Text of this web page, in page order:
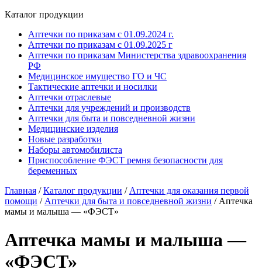
Каталог продукции
Аптечки по приказам с 01.09.2024 г.
Аптечки по приказам с 01.09.2025 г
Аптечки по приказам Министерства здравоохранения
РФ
Медицинское имущество ГО и ЧС
Тактические аптечки и носилки
Аптечки отраслевые
Аптечки для учреждений и производств
Аптечки для быта и повседневной жизни
Медицинские изделия
Новые разработки
Наборы автомобилиста
Приспособление ФЭСТ ремня безопасности для
беременных
Главная / Каталог продукции / Аптечки для оказания первой
помощи / Аптечки для быта и повседневной жизни / Аптечка
мамы и малыша — «ФЭСТ»
Аптечка мамы и малыша —
«ФЭСТ»